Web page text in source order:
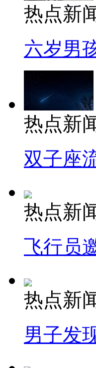
热点新
六岁男
热点新
双子座
热点新
飞行员
热点新
男子发